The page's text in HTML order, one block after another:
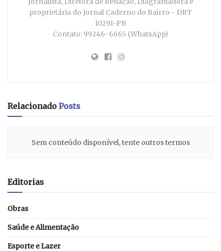
proprietária do Jornal Caderno do Bairro - DRT
10291-PR
Contato: 99246-6665 (WhatsApp)
Relacionado Posts
Sem conteúdo disponível, tente outros termos
Editorias
Obras
Saúde e Alimentação
Esporte e Lazer